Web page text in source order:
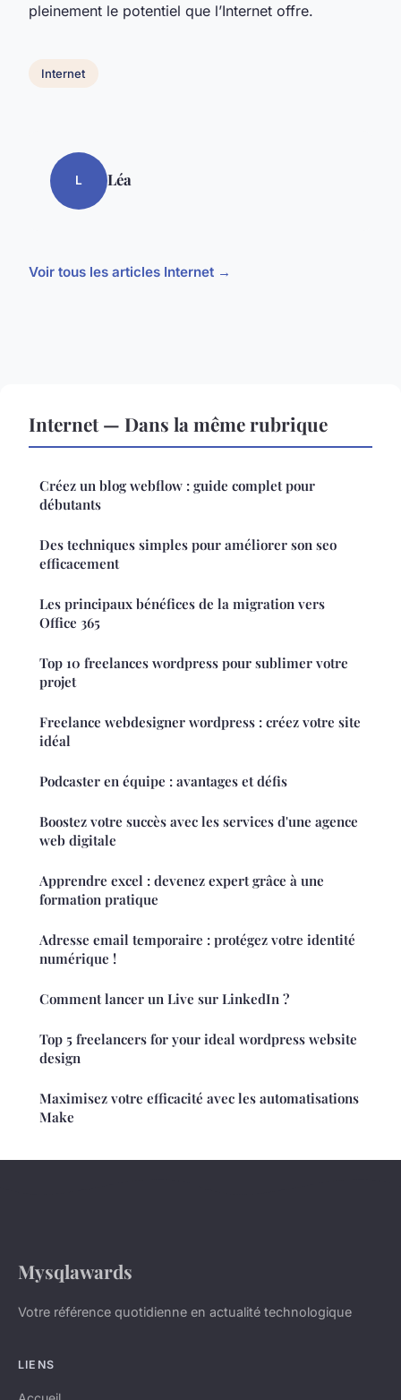
pleinement le potentiel que l’Internet offre.
Internet
L Léa
Voir tous les articles Internet →
Internet — Dans la même rubrique
Créez un blog webflow : guide complet pour
débutants
Des techniques simples pour améliorer son seo
efficacement
Les principaux bénéfices de la migration vers
Office 365
Top 10 freelances wordpress pour sublimer votre
projet
Freelance webdesigner wordpress : créez votre site
idéal
Podcaster en équipe : avantages et défis
Boostez votre succès avec les services d'une agence
web digitale
Apprendre excel : devenez expert grâce à une
formation pratique
Adresse email temporaire : protégez votre identité
numérique !
Comment lancer un Live sur LinkedIn ?
Top 5 freelancers for your ideal wordpress website
design
Maximisez votre efficacité avec les automatisations
Make
Mysqlawards
Votre référence quotidienne en actualité technologique
LIENS